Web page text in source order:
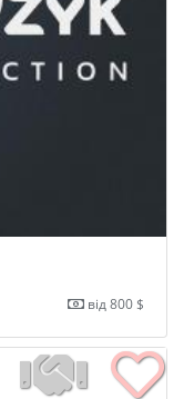
від 800 $